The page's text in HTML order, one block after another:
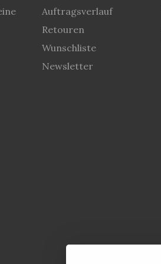
Auftragsverlauf
Retouren
Wunschliste
Newsletter